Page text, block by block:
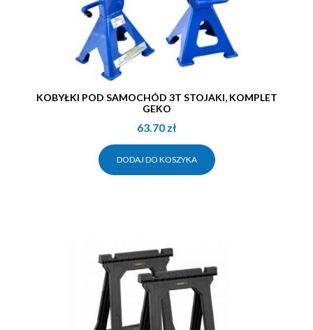
KOBYŁKI POD SAMOCHÓD 3T STOJAKI, KOMPLET
GEKO
63.70 zł
DODAJ DO KOSZYKA